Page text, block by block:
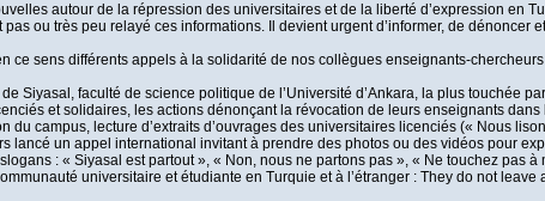
autour de la répression des universitaires et de la liberté d’expression en
pas ou très peu relayé ces informations. Il devient urgent d’informer, de dénoncer
ce sens différents appels à la solidarité de nos collègues enseignants-
Siyasal, faculté de science politique de l’Université d’Ankara, la plus touchée
et solidaires, les actions dénonçant la révocation de leurs enseignants
du campus, lecture d’extraits d’ouvrages des universitaires licenciés (« Nous
lancé un appel international invitant à prendre des photos ou des vidéos pour
: « Siyasal est partout », « Non, nous ne partons pas », « Ne touchez pas
universitaire et étudiante en Turquie et à l’étranger : They do not